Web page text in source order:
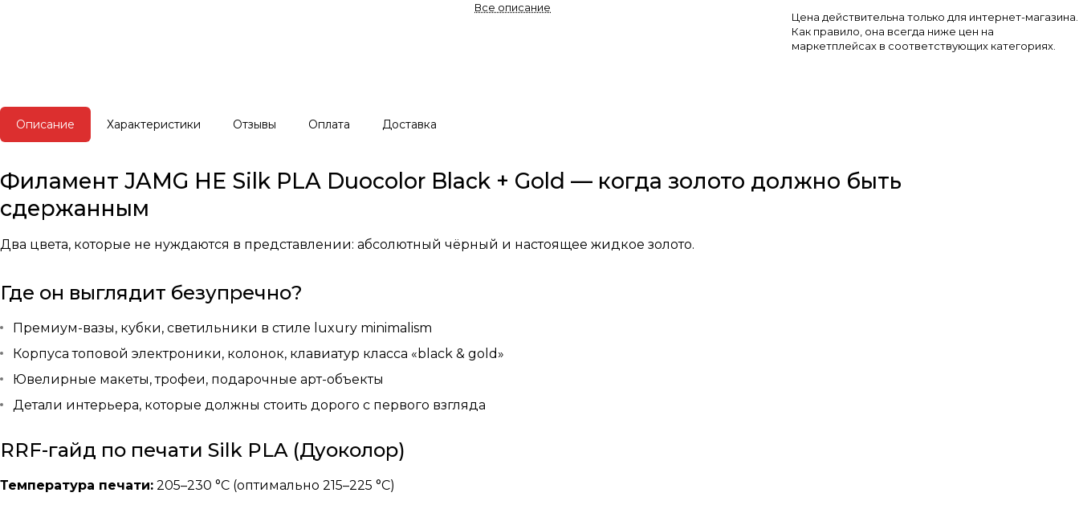
Все описание
Цена действительна только для интернет-магазина.
Как правило, она всегда ниже цен на
маркетплейсах в соответствующих категориях.
Описание Характеристики Отзывы Оплата Доставка
Филамент JAMG HE Silk PLA Duocolor Black + Gold — когда золото должно быть
сдержанным
Два цвета, которые не нуждаются в представлении: абсолютный чёрный и настоящее жидкое золото.
Где он выглядит безупречно?
Премиум-вазы, кубки, светильники в стиле luxury minimalism
Корпуса топовой электроники, колонок, клавиатур класса «black & gold»
Ювелирные макеты, трофеи, подарочные арт-объекты
Детали интерьера, которые должны стоить дорого с первого взгляда
RRF-гайд по печати Silk PLA (Дуоколор)
Температура печати: 205–230 °C (оптимально 215–225 °C)